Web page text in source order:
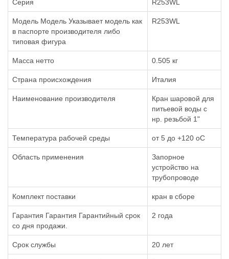
Серия R253WL
Модель Модель Указывает модель как
в паспорте производителя либо
типовая фигура
R253WL
Масса нетто 0.505 кг
Страна происхождения Италия
Наименование производителя
Кран шаровой для
питьевой воды с
нр. резьбой 1"
Температура рабочей среды от 5 до +120 oC
Область применения
Запорное
устройство на
трубопроводе
Комплект поставки кран в сборе
Гарантия Гарантия Гарантийный срок
со дня продажи.
2 года
Срок службы 20 лет